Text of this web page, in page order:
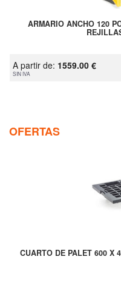
ARMARIO ANCHO 120
A partir de: 1559.00 €
SIN IVA
OFERTAS
CUARTO DE PALET 600 X